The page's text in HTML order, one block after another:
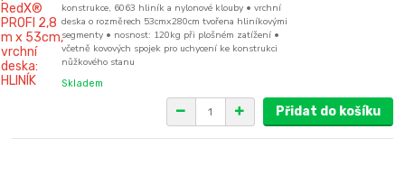
konstrukce, 6063 hliník a nylonové klouby • vrchní
deska o rozměrech 53cmx280cm tvořena hliníkovými
segmenty • nosnost: 120kg při plošném zatížení •
včetně kovových spojek pro uchycení ke konstrukci
nůžkového stanu
Skladem
Přidat do košíku